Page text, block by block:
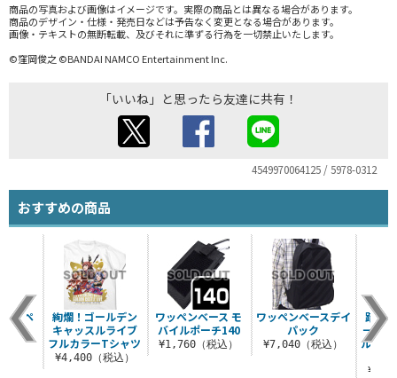
商品の写真および画像はイメージです。実際の商品とは異なる場合があります。
商品のデザイン・仕様・発売日などは予告なく変更となる場合があります。
画像・テキストの無断転載、及びそれに準ずる行為を一切禁止いたします。
©窪岡俊之 ©BANDAI NAMCO Entertainment Inc.
「いいね」と思ったら友達に共有！
4549970064125 / 5978-0312
おすすめの商品
ワッペンベース モ
バイルポーチ140
¥1,760（税込）
ワッペンベースデイ
パック
¥7,040（税込）
踏み
一歩
ルグラ
ス ペ
込）
絢爛！ゴールデン
キャッスルライブ
フルカラーTシャツ
¥4,400（税込）